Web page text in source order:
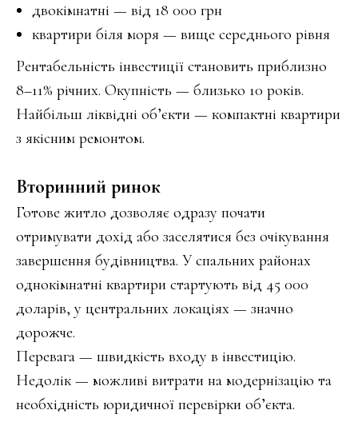
двокімнатні — від 18 000 грн
квартири біля моря — вище середнього рівня
Рентабельність інвестиції становить приблизно
8–11% річних. Окупність — близько 10 років.
Найбільш ліквідні об’єкти — компактні квартири
з якісним ремонтом.
Вторинний ринок
Готове житло дозволяє одразу почати
отримувати дохід або заселятися без очікування
завершення будівництва. У спальних районах
однокімнатні квартири стартують від 45 000
доларів, у центральних локаціях — значно
дорожче.
Перевага — швидкість входу в інвестицію.
Недолік — можливі витрати на модернізацію та
необхідність юридичної перевірки об’єкта.